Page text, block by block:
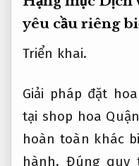
yêu cầu riêng
Triển khai.
Giải pháp đặt
tại shop hoa
hoàn toàn khác
hành. Đúng quy